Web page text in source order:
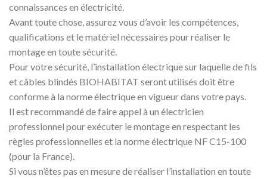
connaissances en électricité.
Avant toute chose, assurez vous d’avoir les compétences,
qualifications et le matériel nécessaires pour réaliser le
montage en toute sécurité.
Pour votre sécurité, l’installation électrique sur laquelle de fils
et câbles blindés BIOHABITAT seront utilisés doit être
conforme à la norme électrique en vigueur dans votre pays.
Il est recommandé de faire appel à un électricien
professionnel pour exécuter le montage en respectant les
règles professionnelles et la norme électrique NF C15-100
(pour la France).
Si vous n’êtes pas en mesure de réaliser l’installation en toute